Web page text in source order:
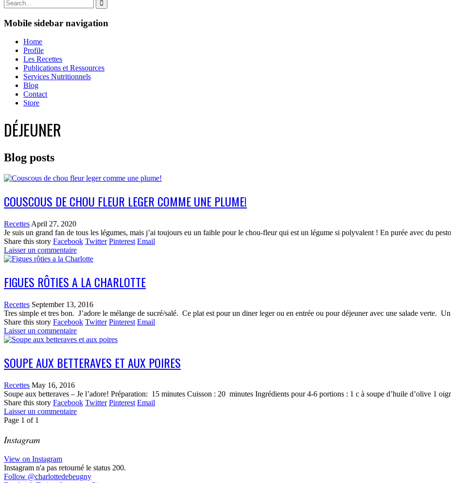
Mobile sidebar navigation
Home
Profile
Les Recettes
Publications et Ressources
Services Nutritionnels
Blog
Contact
Store
DÉJEUNER
Blog posts
COUSCOUS DE CHOU FLEUR LEGER COMME UNE PLUME!
Recettes April 27, 2020
Je suis un grand fan de tous les légumes, mais j’ai toujours eu un faible pour le chou-fleur qui est un légume si polyvalent ! En purée avec du
Share this story Facebook Twitter Pinterest Email
Laisser un commentaire
FIGUES RÔTIES A LA CHARLOTTE
Recettes September 13, 2016
Tres simple et tres bon. J’adore le mélange de sucré/salé. Ce plat est pour un diner leger ou en entrée ou pour déjeuner avec une salade verte.
Share this story Facebook Twitter Pinterest Email
Laisser un commentaire
SOUPE AUX BETTERAVES ET AUX POIRES
Recettes May 16, 2016
Soupe aux betteraves – Je l’adore! Préparation: 15 minutes Cuisson : 20 minutes Ingrédients pour 4-6 portions : 1 c à soupe d’huile d’olive 1
Share this story Facebook Twitter Pinterest Email
Laisser un commentaire
Page 1 of 1
Instagram
View on Instagram
Instagram n'a pas retourné le status 200.
Follow @charlottedebeugny